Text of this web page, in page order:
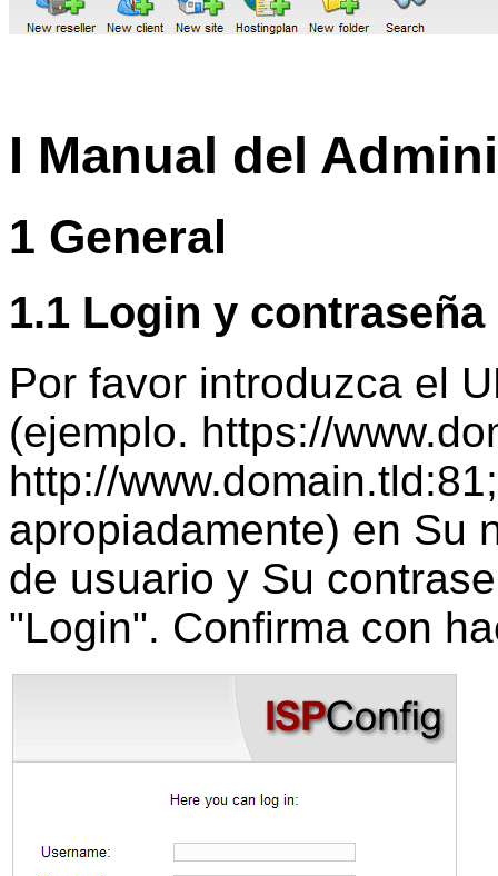
I Manual del
1 General
1.1 Login y
Por favor introduzca el
(ejemplo. https://
http://
apropiadamente) en Su
de usuario y Su
"Login". Confirma con